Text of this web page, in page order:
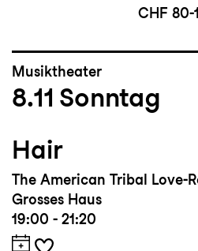
CHF 80-
Musiktheater
8.11 Sonntag
Hair
The American Tribal Love-
Grosses Haus
19:00 - 21:20